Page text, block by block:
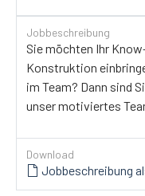
Jobbeschreibung
Sie möchten Ihr
Konstruktion
im Team? Dann sind
unser motiviertes
Download
Jobbeschreibung